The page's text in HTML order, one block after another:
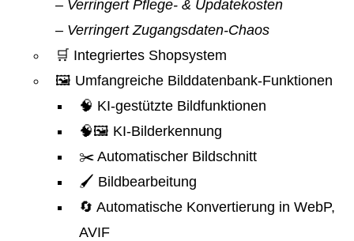
– Verringert Pflege- & Updatekosten
– Verringert Zugangsdaten-Chaos
🛒 Integriertes Shopsystem
🖼️ Umfangreiche Bilddatenbank-Funktionen
🧠 KI-gestützte Bildfunktionen
🧠🖼️ KI-Bilderkennung
✂️ Automatischer Bildschnitt
🖌️ Bildbearbeitung
🔄 Automatische Konvertierung in WebP,
AVIF